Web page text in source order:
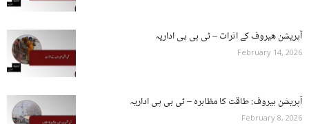
آپریشن ھیروف کے اثرات – ٹی بی پی اداریہ
February 14, 2026
آپریشن ہیروف: طاقت کا مظاہرہ – ٹی بی پی اداریہ
February 8, 2026